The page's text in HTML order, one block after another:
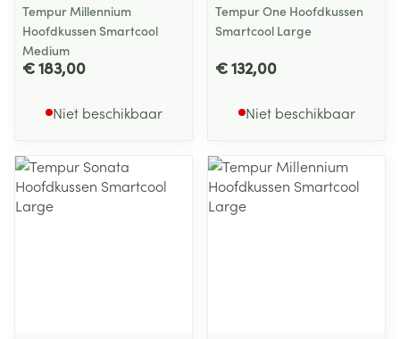
Tempur Millennium
Hoofdkussen Smartcool
Medium
€ 183,00
Niet beschikbaar
Tempur One Hoofdkussen
Smartcool Large
€ 132,00
Niet beschikbaar